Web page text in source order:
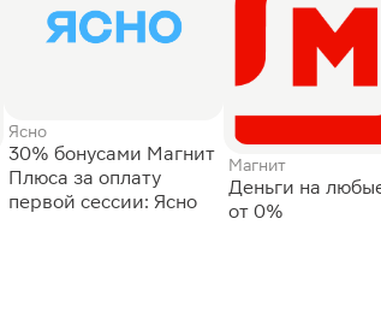
Ясно
30% бонусами Магнит
Плюса за оплату
первой сессии: Ясно
Магнит
Деньги на
от 0%